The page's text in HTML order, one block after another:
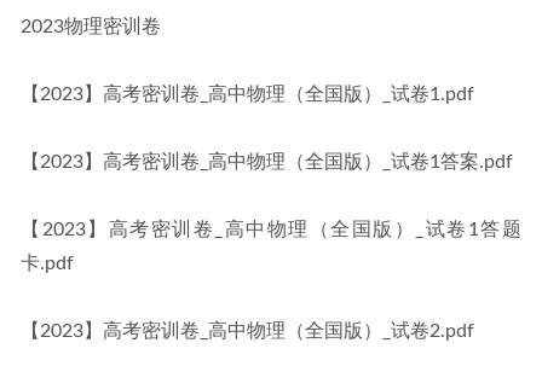
2023物理密训卷
【2023】高考密训卷_高中物理（全国版）_试卷1.pdf
【2023】高考密训卷_高中物理（全国版）_试卷1答案.pdf
【2023】高考密训卷_高中物理（全国版）_试卷1答题
卡.pdf
【2023】高考密训卷_高中物理（全国版）_试卷2.pdf